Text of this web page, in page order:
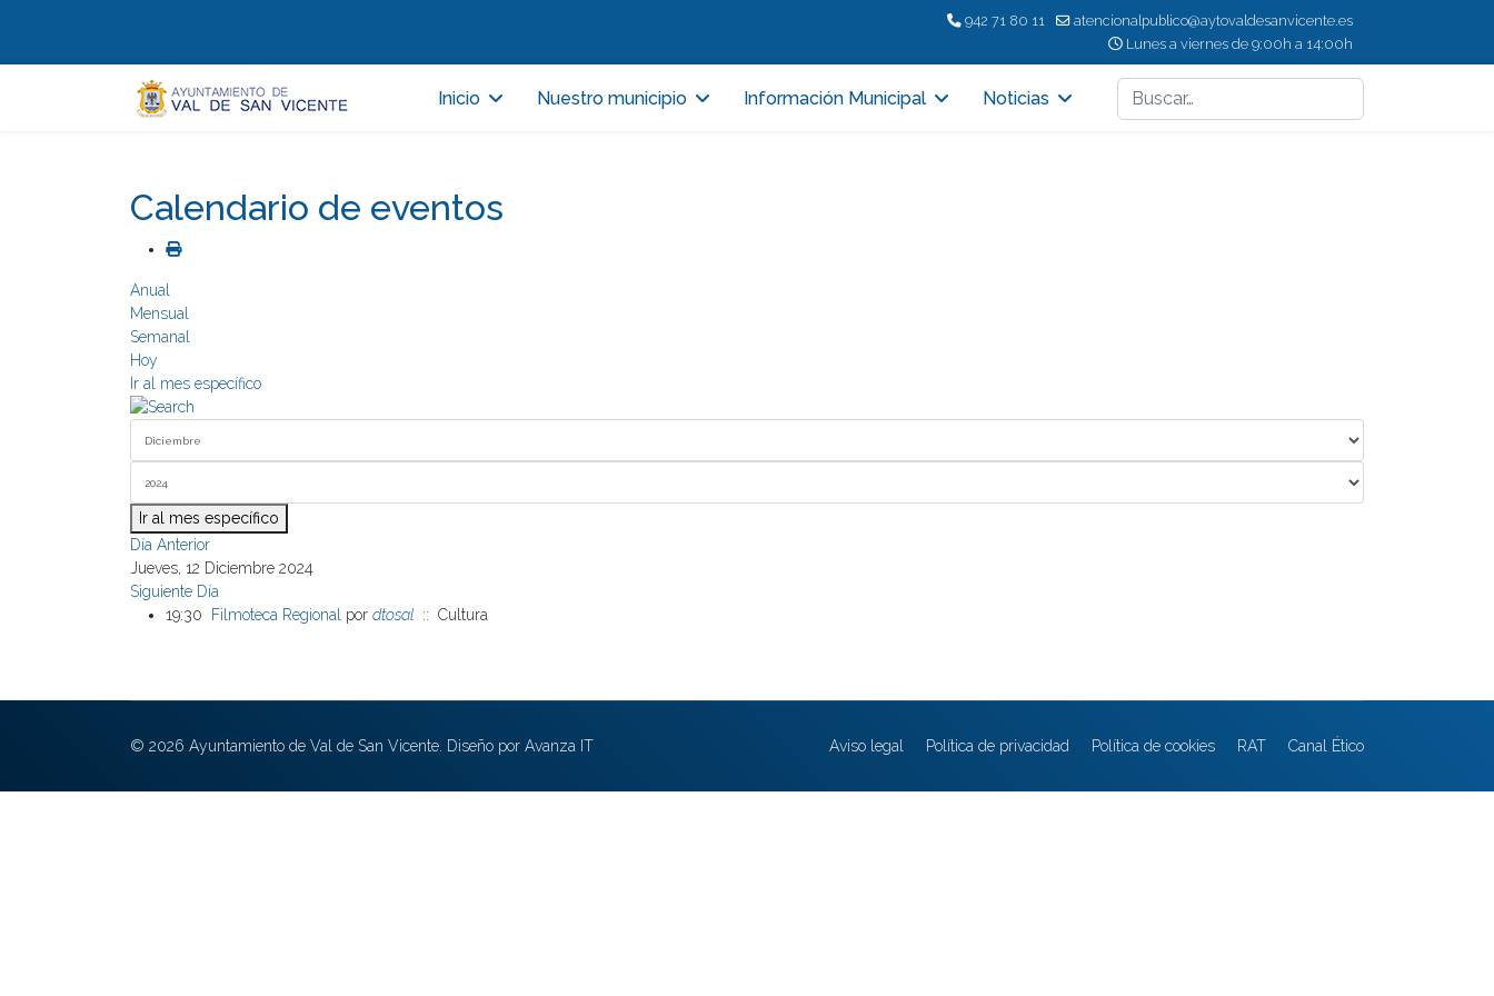
942 71 80 11
atencionalpublico@aytovaldesanvicente.es
Lunes a viernes de 9:00h a 14:00h
Inicio Nuestro municipio Información Municipal Noticias
Buscar
Calendario de eventos
Anual
Mensual
Semanal
Hoy
Ir al mes específico
Ir al mes específico
Día Anterior
Jueves, 12 Diciembre 2024
Siguiente Día
19:30
Filmoteca Regional por dtosal :: Cultura
© 2026 Ayuntamiento de Val de San Vicente. Diseño por Avanza IT Aviso legal Política de privacidad Política de cookies RAT Canal Ético